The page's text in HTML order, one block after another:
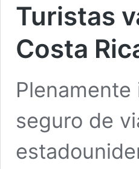
Turistas
Costa
seguro de